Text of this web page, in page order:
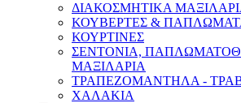
ΔΙΑΚΟΣΜΗΤΙΚΑ
ΚΟΥΒΕΡΤΕΣ &
ΚΟΥΡΤΙΝΕΣ
ΣΕΝΤΟΝΙΑ,
ΜΑΞΙΛΑΡΙΑ
ΤΡΑΠΕΖΟΜΑΝΤΗΛΑ -
ΧΑΛΑΚΙΑ